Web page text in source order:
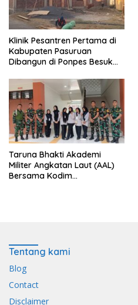
Klinik Pesantren Pertama di
Kabupaten Pasuruan
Dibangun di Ponpes Besuk
Kesehatan Santri
Taruna Bhakti Akademi
Militer Angkatan Laut (AAL)
Bersama Kodim
Tentang kami
Blog
Contact
Disclaimer